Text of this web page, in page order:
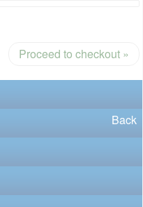
Proceed to checkout »
Back